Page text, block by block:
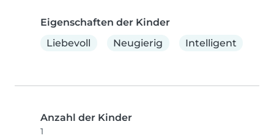
Eigenschaften der Kinder
Liebevoll
Neugierig Intelligent
Anzahl der Kinder
1